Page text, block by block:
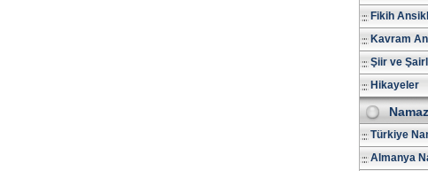
Fikih
Kavram
Şiir ve
Hikayeler
Türkiye
Almanya